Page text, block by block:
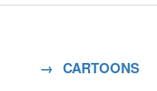
→ CARTOONS